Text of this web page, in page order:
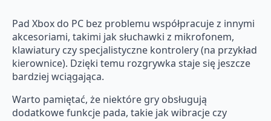
Pad Xbox do PC bez problemu współpracuje z innymi
akcesoriami, takimi jak słuchawki z mikrofonem,
klawiatury czy specjalistyczne kontrolery (na przykład
kierownice). Dzięki temu rozgrywka staje się jeszcze
bardziej wciągająca.
Warto pamiętać, że niektóre gry obsługują
dodatkowe funkcje pada, takie jak wibracje czy